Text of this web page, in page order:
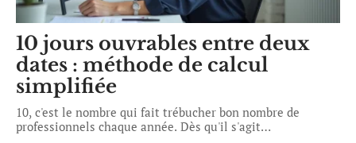
10 jours ouvrables entre deux
dates : méthode de calcul
simplifiée
10, c'est le nombre qui fait trébucher bon nombre de
professionnels chaque année. Dès qu'il s'agit…